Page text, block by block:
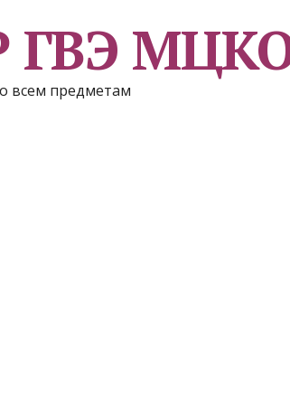
ГВЭ
всем предметам